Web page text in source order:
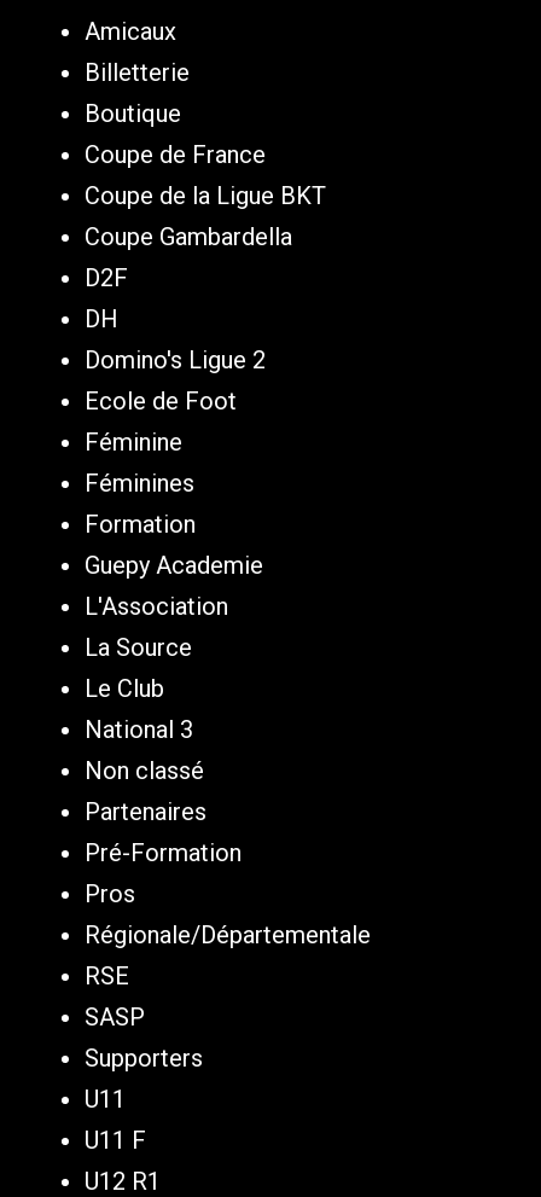
Amicaux
Billetterie
Boutique
Coupe de France
Coupe de la Ligue BKT
Coupe Gambardella
D2F
DH
Domino's Ligue 2
Ecole de Foot
Féminine
Féminines
Formation
Guepy Academie
L'Association
La Source
Le Club
National 3
Non classé
Partenaires
Pré-Formation
Pros
Régionale/Départementale
RSE
SASP
Supporters
U11
U11 F
U12 R1